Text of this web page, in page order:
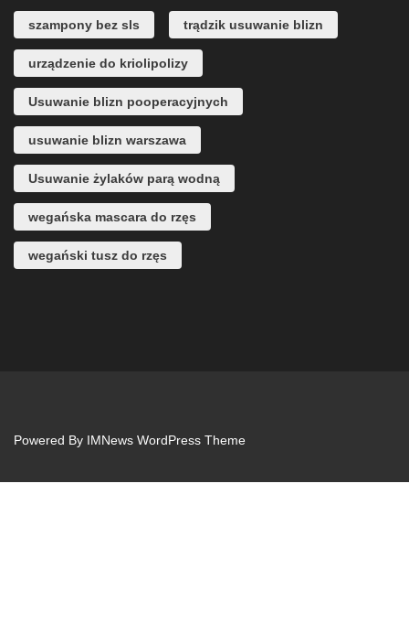
szampony bez sls trądzik usuwanie blizn
urządzenie do kriolipolizy
Usuwanie blizn pooperacyjnych
usuwanie blizn warszawa
Usuwanie żylaków parą wodną
wegańska mascara do rzęs
wegański tusz do rzęs
Powered By IMNews WordPress Theme